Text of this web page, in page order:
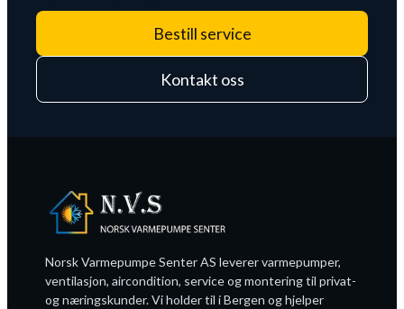
Bestill service
Kontakt oss
Norsk Varmepumpe Senter AS leverer varmepumper,
ventilasjon, aircondition, service og montering til privat-
og næringskunder. Vi holder til i Bergen og hjelper